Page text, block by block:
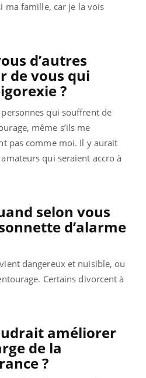
ma famille, car je la vois
d’autres
de vous qui
?
qui souffrent de
même s’ils me
pas comme moi. Il y aurait
qui seraient accro à
selon vous
d’alarme
dangereux et nuisible, ou
Certains divorcent à
améliorer
de la
?